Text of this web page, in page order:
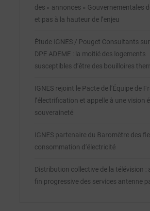
des « annonces » Gouvernementales
et pas à la hauteur de l’enjeu
Étude IGNES / Pouget Consultants
DPE ADEME : la moitié des logements
susceptibles d’être des bouilloires
IGNES rejoint le Pacte de l’Équipe de
l’électrification et appelle à une vision
souveraineté
IGNES partenaire du Baromètre des
consommation d’électricité
Distribution collective de la télévision :
fin progressive des services antenne